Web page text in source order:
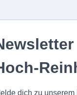
dich zu